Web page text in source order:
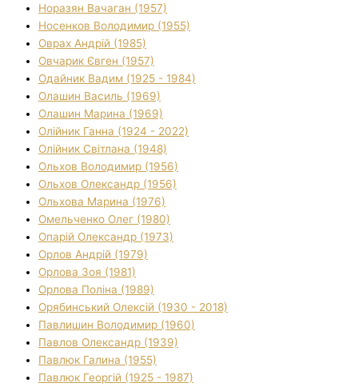
Норазян Вачаган (1957)
Носенков Володимир (1955)
Оврах Андрій (1985)
Овчарик Євген (1957)
Одайник Вадим (1925 - 1984)
Олашин Василь (1969)
Олашин Марина (1969)
Олійник Ганна (1924 - 2022)
Олійник Світлана (1948)
Ольхов Володимир (1956)
Ольхов Олександр (1956)
Ольхова Марина (1976)
Омельченко Олег (1980)
Опарій Олександр (1973)
Орлов Андрій (1979)
Орлова Зоя (1981)
Орлова Поліна (1989)
Орябинський Олексій (1930 - 2018)
Павлишин Володимир (1960)
Павлов Олександр (1939)
Павлюк Галина (1955)
Павлюк Георгій (1925 - 1987)